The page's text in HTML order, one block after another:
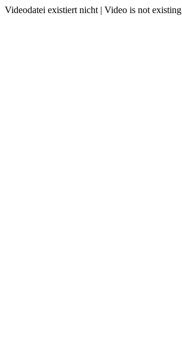
Videodatei existiert nicht | Video is not existing